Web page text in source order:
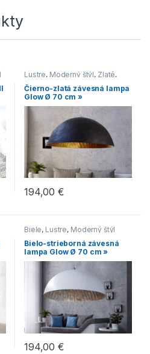
Lustre, Moderný štýl, Zlaté,
Čierne
Čierno-zlatá závesná lampa
Glow Ø 70 cm »
194,00€
Biele, Lustre, Moderný štýl
Bielo-strieborná závesná
lampa Glow Ø 70 cm »
194,00€